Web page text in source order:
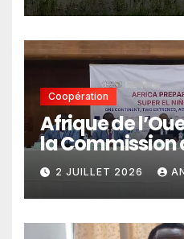
Coopération
Afrique de
la Commission
africaine veut
l’intégration
climatiques
politiques
2 JUILLET 2026